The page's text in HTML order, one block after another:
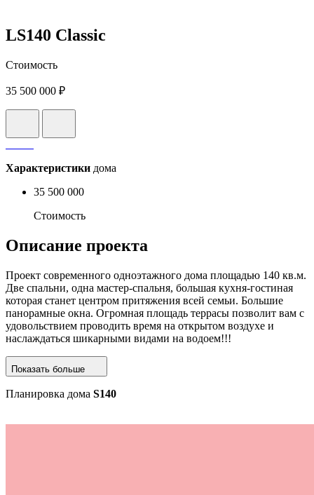
LS140 Classic
Стоимость
35 500 000 ₽
Характеристики дома
35 500 000
Стоимость
Описание проекта
Проект современного одноэтажного дома площадью 140 кв.м.
Две спальни, одна мастер-спальня, большая кухня-гостиная
которая станет центром притяжения всей семьи. Большие
панорамные окна. Огромная площадь террасы позволит вам с
удовольствием проводить время на открытом воздухе и
наслаждаться шикарными видами на водоем!!!
Показать больше
Планировка дома S140